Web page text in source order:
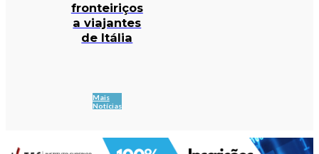
fronteiriços
a viajantes
de Itália
Mais
Notícias